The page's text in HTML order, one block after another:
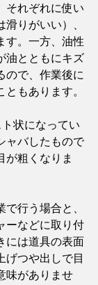
それぞれに使い
りがいい）、
す。一方、油性
油とともにキズ
ので、作業後に
もあります。
状になってい
ャバしたもので
が粗くなりま
行う場合と、
ーなどに取り付
には道具の表面
げつや出しで目
味がありませ